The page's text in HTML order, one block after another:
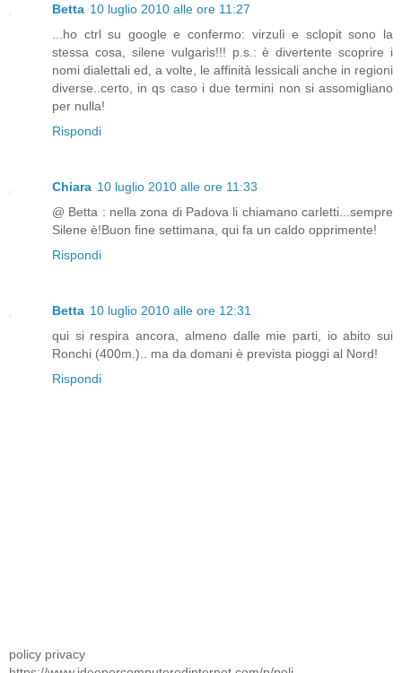
Betta 10 luglio 2010 alle ore 11:27
...ho ctrl su google e confermo: virzulì e sclopit sono la
stessa cosa, silene vulgaris!!! p.s.: è divertente scoprire i
nomi dialettali ed, a volte, le affinità lessicali anche in regioni
diverse..certo, in qs caso i due termini non si assomigliano
per nulla!
Rispondi
Chiara 10 luglio 2010 alle ore 11:33
@ Betta : nella zona di Padova li chiamano carletti...sempre
Silene è!Buon fine settimana, qui fa un caldo opprimente!
Rispondi
Betta 10 luglio 2010 alle ore 12:31
qui si respira ancora, almeno dalle mie parti, io abito sui
Ronchi (400m.).. ma da domani è prevista pioggi al Nord!
Rispondi
policy privacy